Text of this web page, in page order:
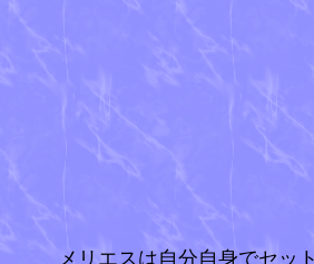
メリエスは自分自身でセッ